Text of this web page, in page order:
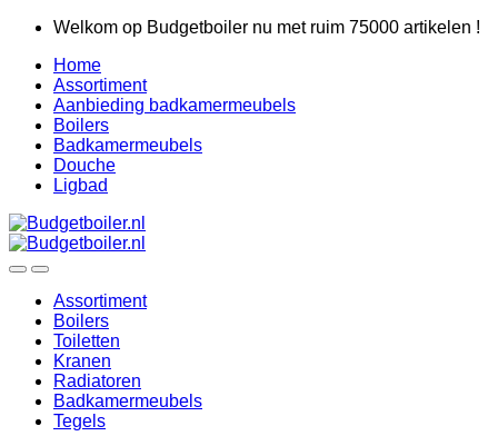
Skip
navigation
Skip
content
Welkom op Budgetboiler nu met ruim 75000 artikelen !
Home
Assortiment
Aanbieding badkamermeubels
Boilers
Badkamermeubels
Douche
Ligbad
Assortiment
Boilers
Toiletten
Kranen
Radiatoren
Badkamermeubels
Tegels